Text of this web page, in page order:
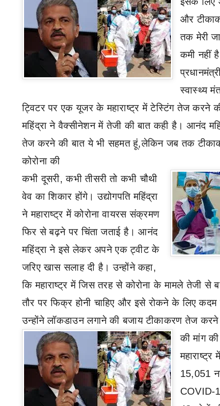
और
तक मेरी
कमी नहीं
स्वास्थ्य
ट्विटर पर एक यूजर के महाराष्ट्र में टेस्टिंग तेज करने
महिंद्रा ने वैक्सीनेशन में तेजी की बात कही है। आनंद
तेज करने की बात ये भी सहमत हूं,लेकिन जब तक
कोरोना की
कभी दूसरी,कभी तीसरी तो कभी चौथी
वेव का शिकार होंगे। उद्योगपति महिंद्रा
ने महाराष्ट्र में कोरोना वायरस संक्रमण
फिर से बढ़ने पर चिंता जताई है। आनंद
महिंद्रा ने इसे लेकर अपने एक ट्वीट के
जरिए खास सलाह दी है। उन्होंने कहा,
कि महाराष्ट्र में जिस तरह से कोरोना के मामले तेजी से
तौर पर फिक्र होनी चाहिए और इसे रोकने के लिए कदम
उन्होंने लॉकडाउन लगाने की बजाय टीकाकरण तेज
कीमांग
15,051
COVID-